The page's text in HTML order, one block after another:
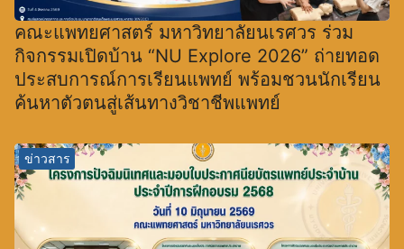
คณะแพทยศาสตร์ มหาวิทยาลัยนเรศวร ร่วม
กิจกรรมเปิดบ้าน “NU Explore 2026” ถ่ายทอด
ประสบการณ์การเรียนแพทย์ พร้อมชวนนักเรียน
ค้นหาตัวตนสู่เส้นทางวิชาชีพแพทย์
ข่าวสาร